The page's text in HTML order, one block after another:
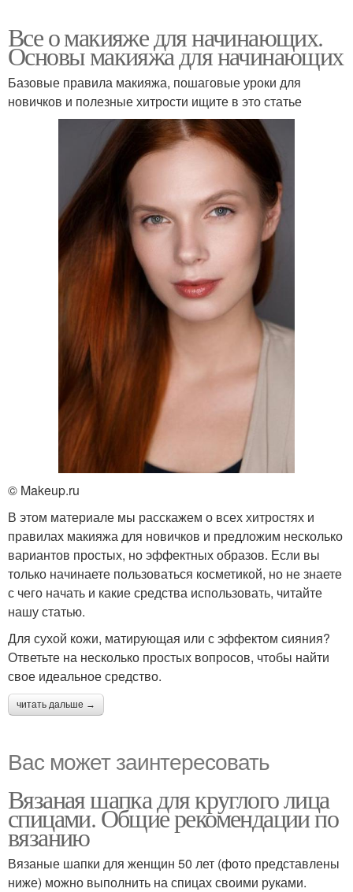
Все о макияже для начинающих.
Основы макияжа для начинающих
Базовые правила макияжа, пошаговые уроки для
новичков и полезные хитрости ищите в это статье
© Makeup.ru
В этом материале мы расскажем о всех хитростях и
правилах макияжа для новичков и предложим несколько
вариантов простых, но эффектных образов. Если вы
только начинаете пользоваться косметикой, но не знаете
с чего начать и какие средства использовать, читайте
нашу статью.
Для сухой кожи, матирующая или с эффектом сияния?
Ответьте на несколько простых вопросов, чтобы найти
свое идеальное средство.
читать дальше →
Вас может заинтересовать
Вязаная шапка для круглого лица
спицами. Общие рекомендации по
вязанию
Вязаные шапки для женщин 50 лет (фото представлены
ниже) можно выполнить на спицах своими руками.